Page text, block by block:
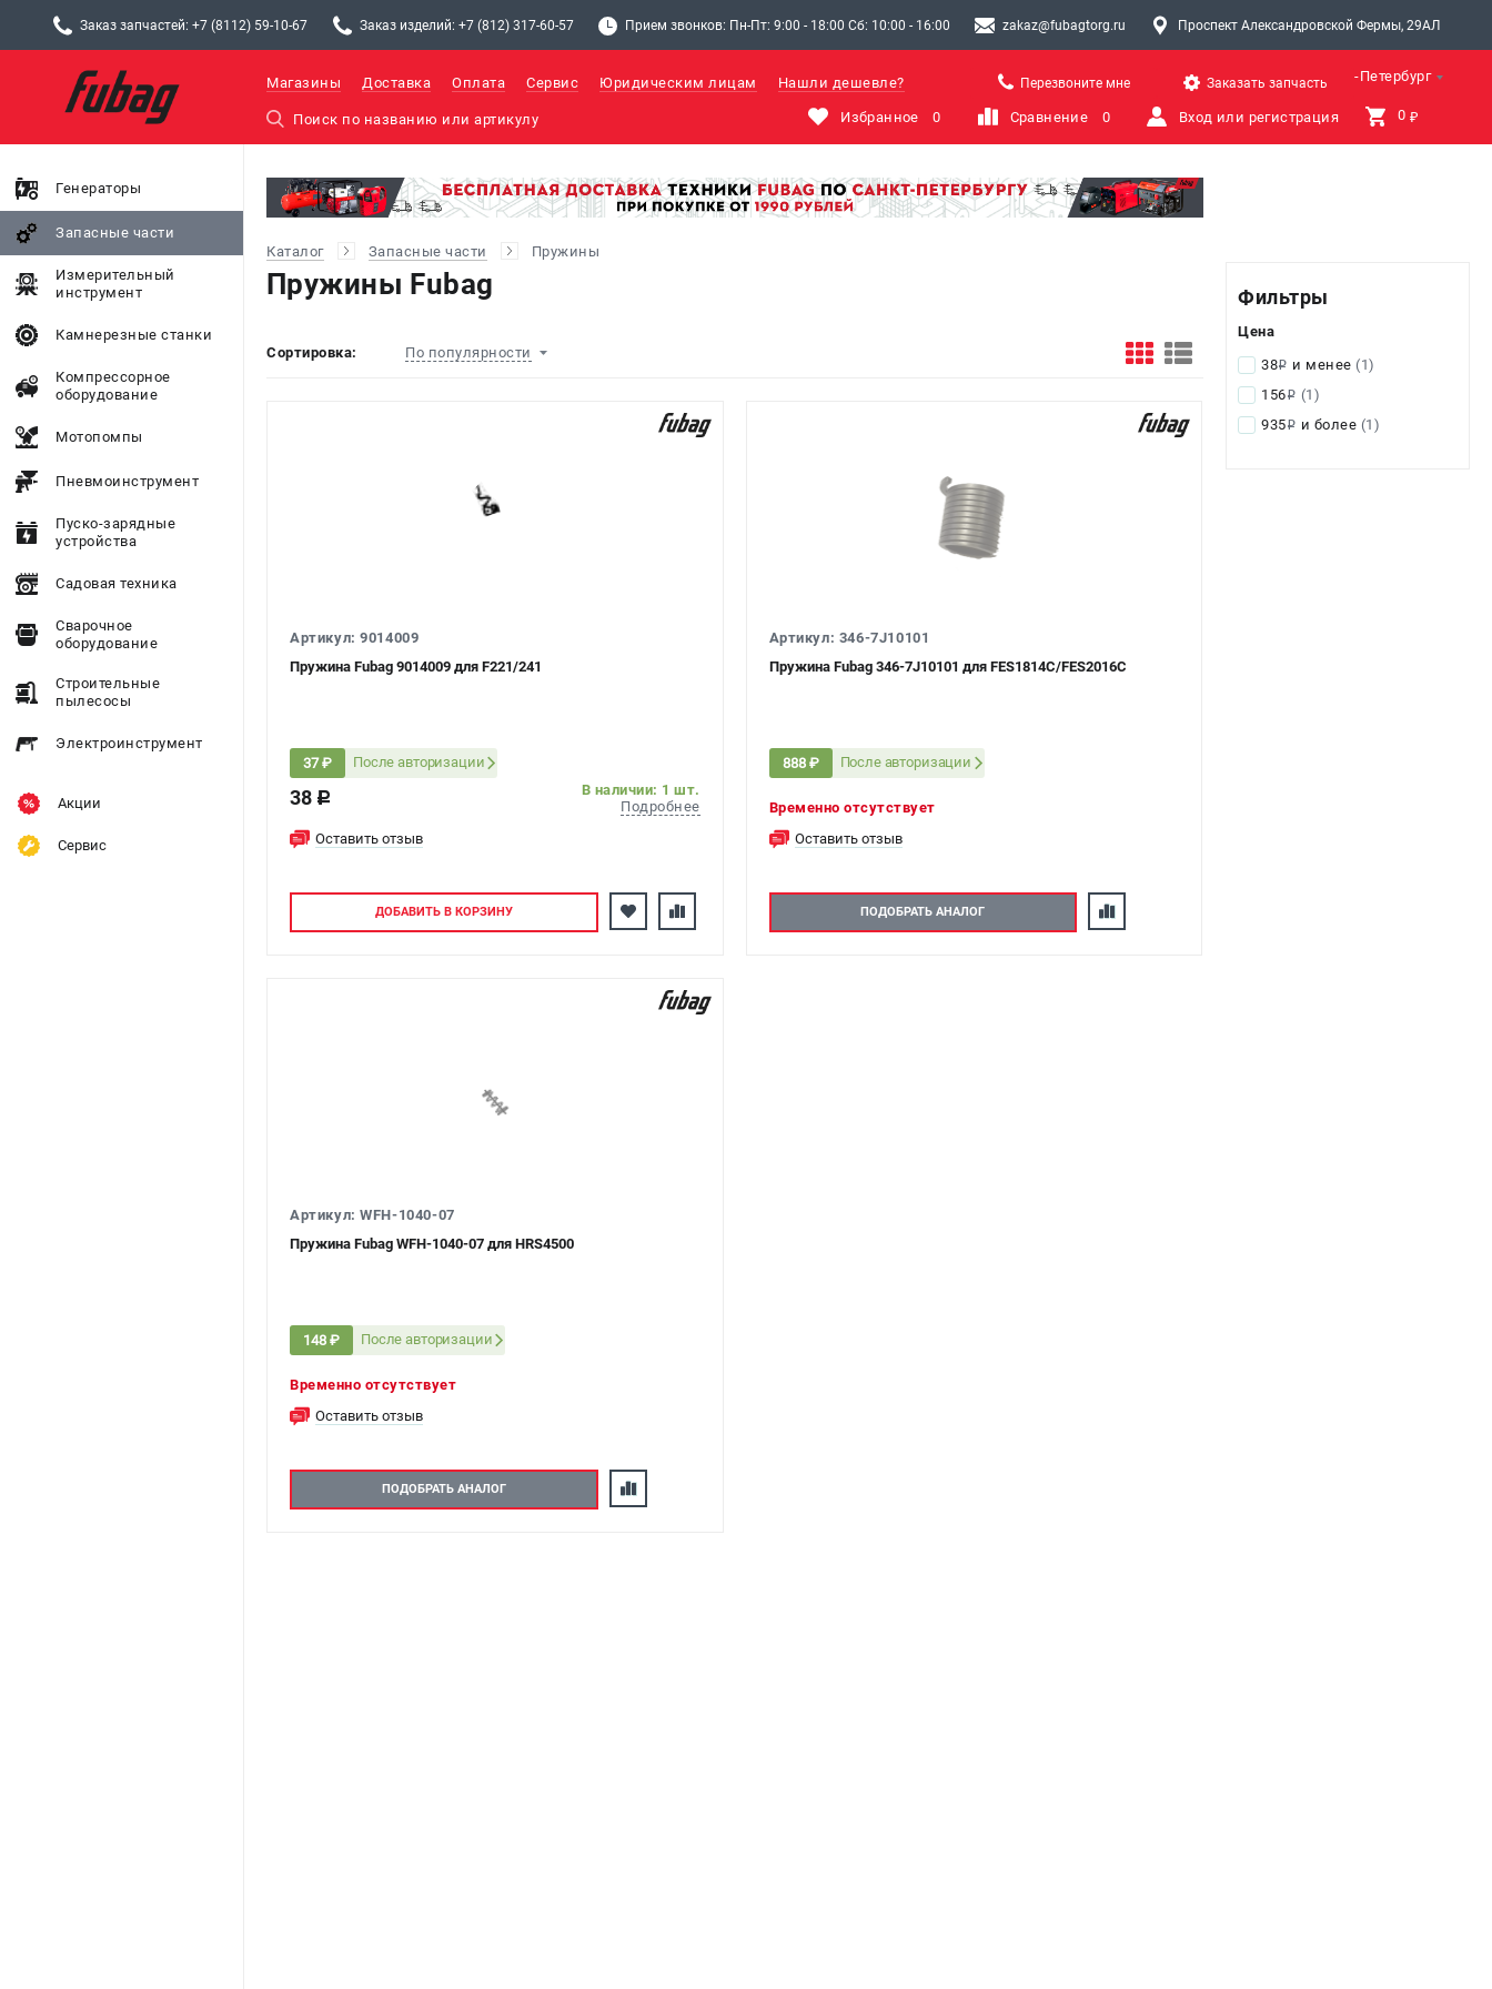
Заказ запчастей: +7 (8112) 59-10-67 Заказ изделий: +7 (812) 317-60-57 Прием звонков: Пн-Пт: 9:00 - 18:00 Сб: 10:00 - 16:00 zakaz@fubagtorg.ru Проспект Александровской Фермы, 29АЛ
Санкт-Петербург
Магазины Доставка Оплата Сервис Юридическим лицам Нашли дешевле? Перезвоните мне Заказать запчасть
Избранное 0 Сравнение 0 Вход или регистрация 0 ₽
Генераторы
Запасные части
Измерительный
инструмент
Камнерезные станки
Компрессорное
оборудование
Мотопомпы
Пневмоинструмент
Пуско-зарядные
устройства
Садовая техника
Сварочное
оборудование
Строительные
пылесосы
Электроинструмент
Акции
Сервис
Каталог Запасные части Пружины
Пружины Fubag
Сортировка: По популярности
Артикул: 9014009
Пружина Fubag 9014009 для F221/241
37 ₽ После авторизации
38 c
В наличии: 1 шт.
Подробнее
Оставить отзыв
ДОБАВИТЬВ КОРЗИНУ
Артикул: 346-7J10101
Пружина Fubag 346-7J10101 для FES1814С/FES2016С
888 ₽ После авторизации
Временно отсутствует
Оставить отзыв
ПОДОБРАТЬ АНАЛОГ
Артикул: WFH-1040-07
Пружина Fubag WFH-1040-07 для HRS4500
148 ₽ После авторизации
Временно отсутствует
Оставить отзыв
ПОДОБРАТЬ АНАЛОГ
Фильтры
Цена
38i и менее (1)
156i (1)
935i и более (1)